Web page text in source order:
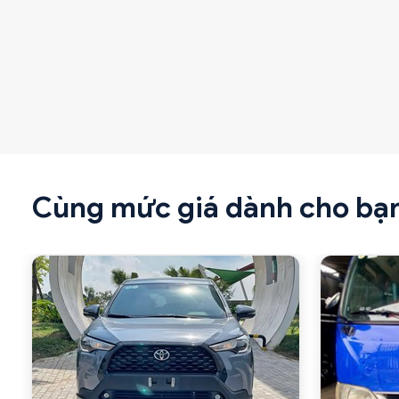
Cùng mức giá dành cho